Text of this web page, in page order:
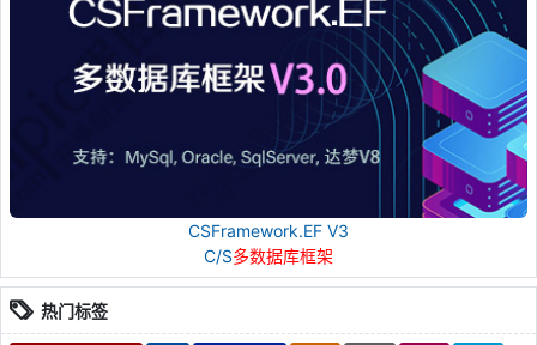
CSFramework.EF V3
C/S多数据库框架
热门标签